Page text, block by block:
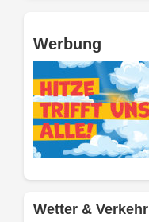
Werbung
Wetter & Verkehr